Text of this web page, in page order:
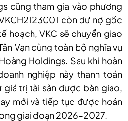
cũng tham gia vào phương
còn dư nợ gốc
hoạch, VKC sẽ chuyển giao
Vạn cùng toàn bộ nghĩa vụ
Holdings. Sau khi hoàn
nghiệp này thanh toán
giá trị tài sản được bàn giao,
mới và tiếp tục được hoán
giai đoạn 2026-2027.